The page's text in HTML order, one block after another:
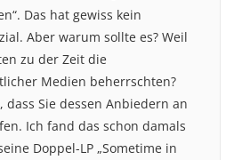
Das hat gewiss kein
Aber warum sollte es? Weil
zu der Zeit die
Medien beherrschten?
dass Sie dessen Anbiedern an
Ich fand das schon damals
Doppel-LP „Sometime in